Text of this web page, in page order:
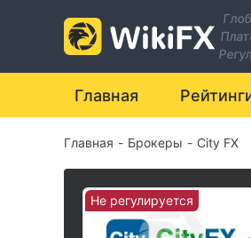
Главная
Главная - Брокеры - City FX
Не регулируется